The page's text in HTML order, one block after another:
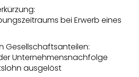
bei Erwerb eines
Gesellschaftsanteilen:
Unternehmensnachfolge
ausgelöst